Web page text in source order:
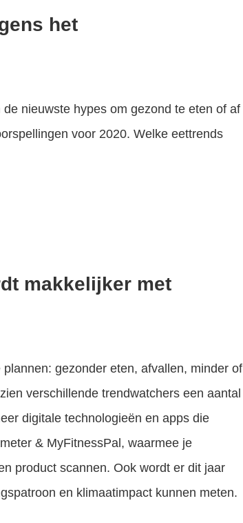
het
nieuwste hypes om gezond te eten of af
voor 2020. Welke eettrends
makkelijker met
gezonder eten, afvallen, minder of
verschillende trendwatchers een aantal
digitale technologieën en apps die
& MyFitnessPal, waarmee je
product scannen. Ook wordt er dit jaar
en klimaatimpact kunnen meten.